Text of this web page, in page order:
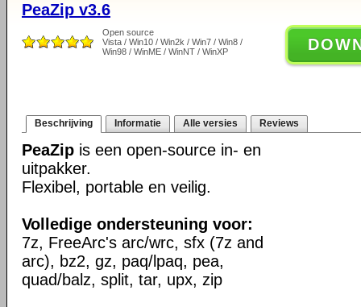
PeaZip v3.6
Open source
Vista / Win10 / Win2k / Win7 / Win8 /
Win98 / WinME / WinNT / WinXP
Beschrijving Informatie Alle versies Reviews
PeaZip is een open-source in- en
uitpakker.
Flexibel, portable en veilig.
Volledige ondersteuning voor:
7z, FreeArc's arc/wrc, sfx (7z and
arc), bz2, gz, paq/lpaq, pea,
quad/balz, split, tar, upx, zip